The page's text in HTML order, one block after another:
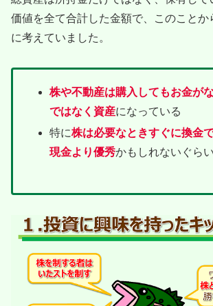
価値を全て合計した金額で、このことか
に考えていました。
株や不動産は購入してもお金が
ではなく資産になっている
特に株は必要なときすぐに換金
現金より優秀かもしれないぐら